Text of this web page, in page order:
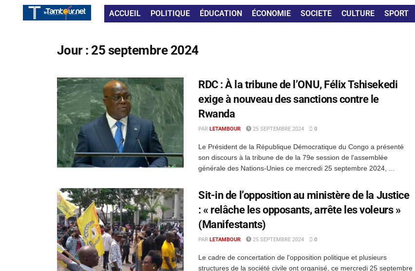
ACCUEIL POLITIQUE ÉDUCATION ÉCONOMIE SOCIETE CULTURE SPORT
Jour : 25 septembre 2024
RDC : À la tribune de l’ONU, Félix Tshisekedi
exige à nouveau des sanctions contre le
Rwanda
PAR LETAMBOUR 25 SEPTEMBRE 2024 0
Le Président de la République Démocratique du Congo a présenté
son discours à la tribune de de la 79e session de l'assemblée
générale des Nations-Unies ce mercredi 25 septembre 2024, ...
Sit-in de l’opposition au ministère de la Justice
: « relâche les opposants, arrête les voleurs »
(Manifestants)
PAR LETAMBOUR 25 SEPTEMBRE 2024 0
Le cadre de concertation de l'opposition politique et plusieurs
structures de la société civile ont organisé, ce mercredi 25 septembre